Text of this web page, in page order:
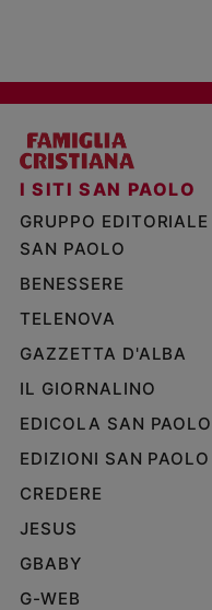
I SITI SAN PAOLO
GRUPPO EDITORIALE
SAN PAOLO
BENESSERE
TELENOVA
GAZZETTA D'ALBA
IL GIORNALINO
EDICOLA SAN PAOLO
EDIZIONI SAN PAOLO
CREDERE
JESUS
GBABY
G-WEB